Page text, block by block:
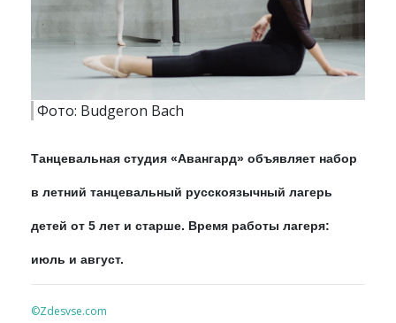
Фото: Budgeron Bach
Танцевальная студия «Авангард» объявляет набор
в летний танцевальный русскоязычный лагерь
детей от 5 лет и старше. Время работы лагеря:
июль и август.
©Zdesvse.com